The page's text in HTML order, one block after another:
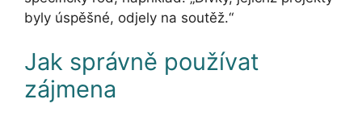
byly úspěšné, odjely na soutěž.“
Jak správně používat
zájmena